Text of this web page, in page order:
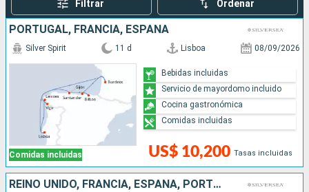
Filtrar Ordenar
PORTUGAL, FRANCIA, ESPAÑA
Comidas incluidas
Silver Spirit 11 d Lisboa 08/09/2026
US$ 10,200 Tasas incluidas
Bebidas incluidas
Servicio de mayordomo incluido
Cocina gastronómica
Comidas incluidas
REINO UNIDO, FRANCIA, ESPAÑA, PORTUGAL